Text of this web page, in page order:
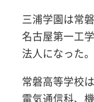
三浦学園は常
名古屋第一工
法人になった。
常磐高等学校
電気通信科、